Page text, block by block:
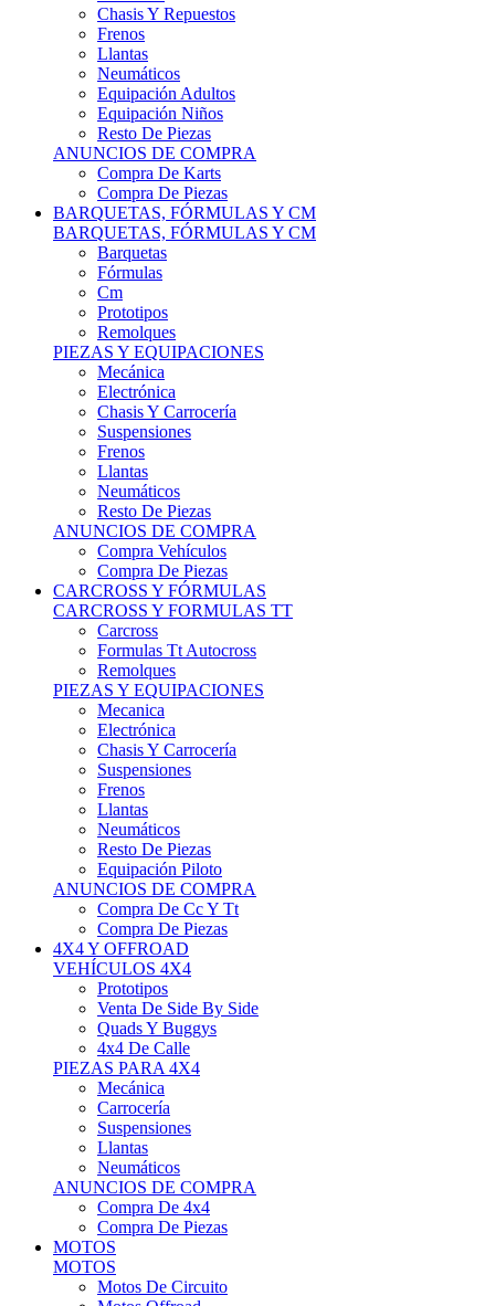
Chasis Y Repuestos
Frenos
Llantas
Neumáticos
Equipación Adultos
Equipación Niños
Resto De Piezas
ANUNCIOS DE COMPRA
Compra De Karts
Compra De Piezas
BARQUETAS, FÓRMULAS Y CM
BARQUETAS, FÓRMULAS Y CM
Barquetas
Fórmulas
Cm
Prototipos
Remolques
PIEZAS Y EQUIPACIONES
Mecánica
Electrónica
Chasis Y Carrocería
Suspensiones
Frenos
Llantas
Neumáticos
Resto De Piezas
ANUNCIOS DE COMPRA
Compra Vehículos
Compra De Piezas
CARCROSS Y FÓRMULAS
CARCROSS Y FORMULAS TT
Carcross
Formulas Tt Autocross
Remolques
PIEZAS Y EQUIPACIONES
Mecanica
Electrónica
Chasis Y Carrocería
Suspensiones
Frenos
Llantas
Neumáticos
Resto De Piezas
Equipación Piloto
ANUNCIOS DE COMPRA
Compra De Cc Y Tt
Compra De Piezas
4X4 Y OFFROAD
VEHÍCULOS 4X4
Prototipos
Venta De Side By Side
Quads Y Buggys
4x4 De Calle
PIEZAS PARA 4X4
Mecánica
Carrocería
Suspensiones
Llantas
Neumáticos
ANUNCIOS DE COMPRA
Compra De 4x4
Compra De Piezas
MOTOS
MOTOS
Motos De Circuito